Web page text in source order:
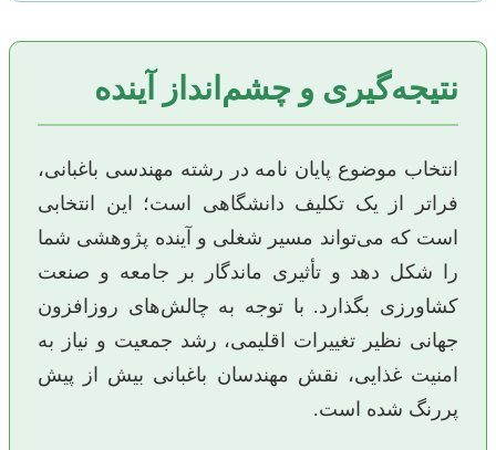
نتیجه‌گیری و چشم‌انداز آینده
انتخاب موضوع پایان نامه در رشته مهندسی باغبانی،
فراتر از یک تکلیف دانشگاهی است؛ این انتخابی
است که می‌تواند مسیر شغلی و آینده پژوهشی شما
را شکل دهد و تأثیری ماندگار بر جامعه و صنعت
کشاورزی بگذارد. با توجه به چالش‌های روزافزون
جهانی نظیر تغییرات اقلیمی، رشد جمعیت و نیاز به
امنیت غذایی، نقش مهندسان باغبانی بیش از پیش
پررنگ شده است.